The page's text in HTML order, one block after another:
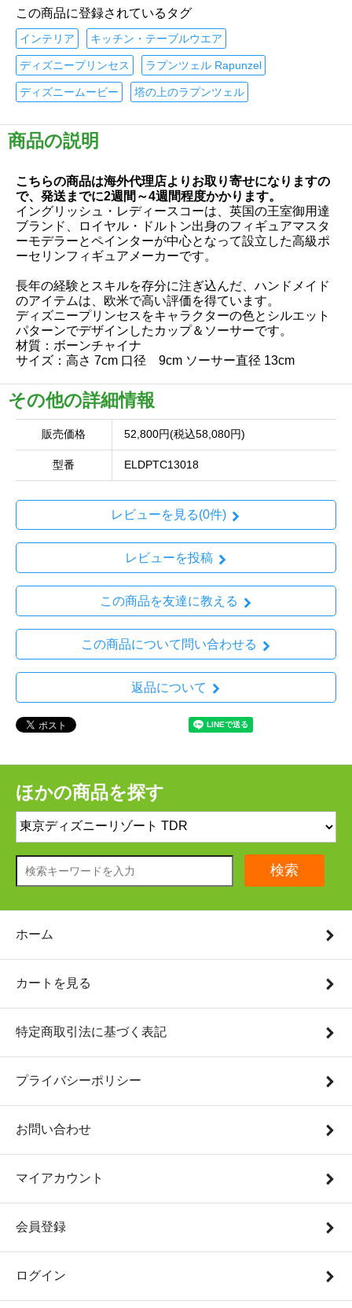
この商品に登録されているタグ
インテリア キッチン・テーブルウエア
ディズニープリンセス ラプンツェル Rapunzel
ディズニームービー 塔の上のラプンツェル
商品の説明
こちらの商品は海外代理店よりお取り寄せになりますの
で、発送までに2週間～4週間程度かかります。
イングリッシュ・レディースコーは、英国の王室御用達
ブランド、ロイヤル・ドルトン出身のフィギュアマスタ
ーモデラーとペインターが中心となって設立した高級ポ
ーセリンフィギュアメーカーです。
長年の経験とスキルを存分に注ぎ込んだ、ハンドメイド
のアイテムは、欧米で高い評価を得ています。
ディズニープリンセスをキャラクターの色とシルエット
パターンでデザインしたカップ＆ソーサーです。
材質：ボーンチャイナ
サイズ：高さ 7cm 口径 9cm ソーサー直径 13cm
その他の詳細情報
販売価格 52,800円(税込58,080円)
型番 ELDPTC13018
レビューを見る(0件)
レビューを投稿
この商品を友達に教える
この商品について問い合わせる
返品について
ほかの商品を探す
検索
ホーム
カートを見る
特定商取引法に基づく表記
プライバシーポリシー
お問い合わせ
マイアカウント
会員登録
ログイン